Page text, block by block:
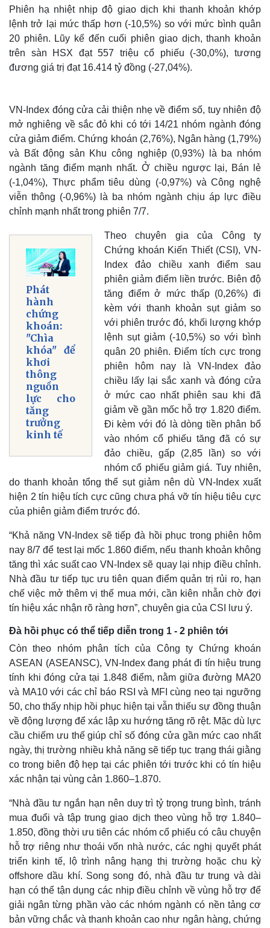
Cuộc sống đó đây
Hồ sơ
Video
Ảnh
E-Magazine
Infographic
Phiên hạ nhiệt nhịp độ giao dịch khi thanh khoản khớp
lệnh trở lại mức thấp hơn (-10,5%) so với mức bình quân
20 phiên. Lũy kế đến cuối phiên giao dịch, thanh khoản
trên sàn HSX đạt 557 triệu cổ phiếu (-30,0%), tương
đương giá trị đạt 16.414 tỷ đồng (-27,04%).
VN-Index đóng cửa cải thiện nhẹ về điểm số, tuy nhiên độ
mở nghiêng về sắc đỏ khi có tới 14/21 nhóm ngành đóng
cửa giảm điểm. Chứng khoán (2,76%), Ngân hàng (1,79%)
và Bất động sản Khu công nghiệp (0,93%) là ba nhóm
ngành tăng điểm mạnh nhất. Ở chiều ngược lại, Bán lẻ
(-1,04%), Thực phẩm tiêu dùng (-0,97%) và Công nghệ
viễn thông (-0,96%) là ba nhóm ngành chịu áp lực điều
chỉnh mạnh nhất trong phiên 7/7.
Phát
hành
chứng
khoán:
"Chìa
khóa" để
khơi
thông
nguồn
lực cho
tăng
trưởng
kinh tế
Theo chuyên gia của Công ty
Chứng khoán Kiến Thiết (CSI), VN-
Index đảo chiều xanh điểm sau
phiên giảm điểm liền trước. Biên độ
tăng điểm ở mức thấp (0,26%) đi
kèm với thanh khoản sụt giảm so
với phiên trước đó, khối lượng khớp
lệnh sụt giảm (-10,5%) so với bình
quân 20 phiên. Điểm tích cực trong
phiên hôm nay là VN-Index đảo
chiều lấy lại sắc xanh và đóng cửa
ở mức cao nhất phiên sau khi đã
giảm về gần mốc hỗ trợ 1.820 điểm.
Đi kèm với đó là dòng tiền phân bổ
vào nhóm cổ phiếu tăng đã có sự
đảo chiều, gấp (2,85 lần) so với
nhóm cổ phiếu giảm giá. Tuy nhiên,
do thanh khoản tổng thể sụt giảm nên dù VN-Index xuất
hiện 2 tín hiệu tích cực cũng chưa phá vỡ tín hiệu tiêu cực
của phiên giảm điểm trước đó.
“Khả năng VN-Index sẽ tiếp đà hồi phục trong phiên hôm
nay 8/7 để test lại mốc 1.860 điểm, nếu thanh khoản không
tăng thì xác suất cao VN-Index sẽ quay lại nhịp điều chỉnh.
Nhà đầu tư tiếp tục ưu tiên quan điểm quản trị rủi ro, hạn
chế việc mở thêm vị thế mua mới, cần kiên nhẫn chờ đợi
tín hiệu xác nhận rõ ràng hơn”, chuyên gia của CSI lưu ý.
Đà hồi phục có thể tiếp diễn trong 1 - 2 phiên tới
Còn theo nhóm phân tích của Công ty Chứng khoán
ASEAN (ASEANSC), VN-Index đang phát đi tín hiệu trung
tính khi đóng cửa tại 1.848 điểm, nằm giữa đường MA20
và MA10 với các chỉ báo RSI và MFI cùng neo tại ngưỡng
50, cho thấy nhịp hồi phục hiện tại vẫn thiếu sự đồng thuận
về động lượng để xác lập xu hướng tăng rõ rệt. Mặc dù lực
cầu chiếm ưu thế giúp chỉ số đóng cửa gần mức cao nhất
ngày, thị trường nhiều khả năng sẽ tiếp tục trạng thái giằng
co trong biên độ hẹp tại các phiên tới trước khi có tín hiệu
xác nhận tại vùng cản 1.860–1.870.
“Nhà đầu tư ngắn hạn nên duy trì tỷ trọng trung bình, tránh
mua đuổi và tập trung giao dịch theo vùng hỗ trợ 1.840–
1.850, đồng thời ưu tiên các nhóm cổ phiếu có câu chuyện
hỗ trợ riêng như thoái vốn nhà nước, các nghị quyết phát
triển kinh tế, lộ trình nâng hạng thị trường hoặc chu kỳ
offshore dầu khí. Song song đó, nhà đầu tư trung và dài
hạn có thể tận dụng các nhịp điều chỉnh về vùng hỗ trợ để
giải ngân từng phần vào các nhóm ngành có nền tảng cơ
bản vững chắc và thanh khoản cao như ngân hàng, chứng